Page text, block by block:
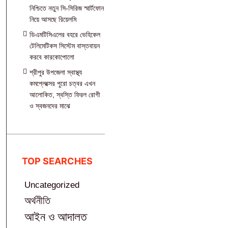
নিশ্চিতে নতুন সি-সিরিজ স্মার্টফোন
নিয়ে আসছে রিয়েলমি
ডিএমটিসিএলের বহরে ভেহিকেল
টেলিমেটিকস সিস্টেম বাস্তবায়ন
করবে কারকোপোলো
শ্রীপুর উপজেলা স্বাস্থ্য
কমপ্লেক্সের পুরো চত্বর এখন
আলোকিত, স্বস্তি ফিরল রোগী
ও স্বজনদের মাঝে‎
TOP SEARCHES
Uncategorized
অর্থনীতি
আইন ও আদালত